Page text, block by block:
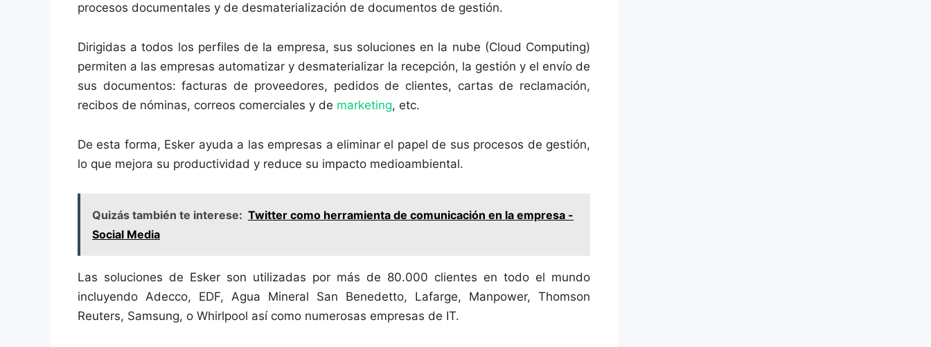
procesos documentales y de desmaterialización de documentos de gestión.
Dirigidas a todos los perfiles de la empresa, sus soluciones en la nube (Cloud Computing)
permiten a las empresas automatizar y desmaterializar la recepción, la gestión y el envío de
sus documentos: facturas de proveedores, pedidos de clientes, cartas de reclamación,
recibos de nóminas, correos comerciales y de marketing, etc.
De esta forma, Esker ayuda a las empresas a eliminar el papel de sus procesos de gestión,
lo que mejora su productividad y reduce su impacto medioambiental.
Quizás también te interese: Twitter como herramienta de comunicación en la empresa -
Social Media
Las soluciones de Esker son utilizadas por más de 80.000 clientes en todo el mundo
incluyendo Adecco, EDF, Agua Mineral San Benedetto, Lafarge, Manpower, Thomson
Reuters, Samsung, o Whirlpool así como numerosas empresas de IT.